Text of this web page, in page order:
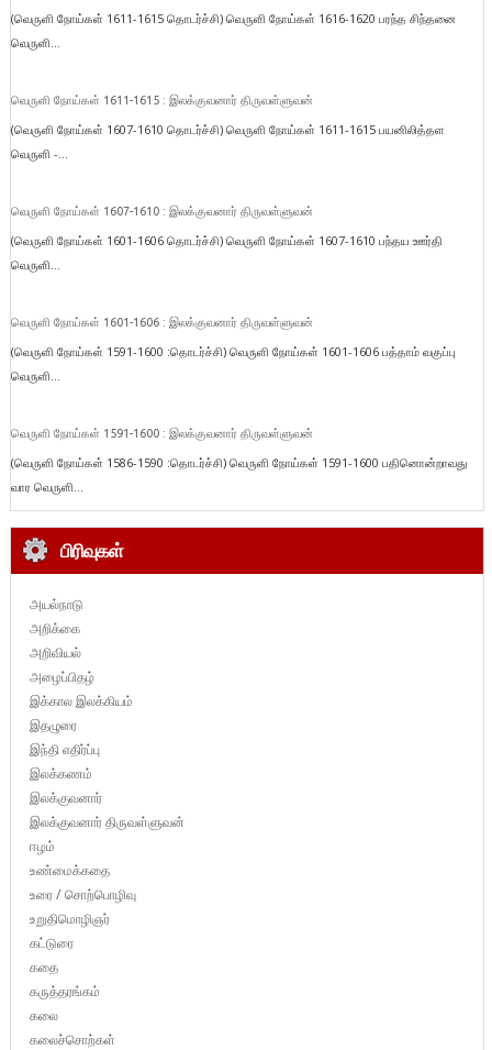
(வெருளி நோய்கள் 1611-1615 தொடர்ச்சி) வெருளி நோய்கள் 1616-1620 பரந்த சிந்தனை
வெருளி...
வெருளி நோய்கள் 1611-1615 : இலக்குவனார் திருவள்ளுவன்
(வெருளி நோய்கள் 1607-1610 தொடர்ச்சி) வெருளி நோய்கள் 1611-1615 பயனிலித்தள
வெருளி -...
வெருளி நோய்கள் 1607-1610 : இலக்குவனார் திருவள்ளுவன்
(வெருளி நோய்கள் 1601-1606 தொடர்ச்சி) வெருளி நோய்கள் 1607-1610 பந்தய ஊர்தி
வெருளி...
வெருளி நோய்கள் 1601-1606 : இலக்குவனார் திருவள்ளுவன்
(வெருளி நோய்கள் 1591-1600 :தொடர்ச்சி) வெருளி நோய்கள் 1601-1606 பத்தாம் வகுப்பு
வெருளி...
வெருளி நோய்கள் 1591-1600 : இலக்குவனார் திருவள்ளுவன்
(வெருளி நோய்கள் 1586-1590 :தொடர்ச்சி) வெருளி நோய்கள் 1591-1600 பதினொன்றாவது
வார வெருளி...
பிரிவுகள்
அயல்நாடு
அறிக்கை
அறிவியல்
அழைப்பிதழ்
இக்கால இலக்கியம்
இதழுரை
இந்தி எதிர்ப்பு
இலக்கணம்
இலக்குவனார்
இலக்குவனார் திருவள்ளுவன்
ஈழம்
உண்மைக்கதை
உரை / சொற்பொழிவு
உறுதிமொழிஞர்
கட்டுரை
கதை
கருத்தரங்கம்
கலை
கலைச்சொற்கள்